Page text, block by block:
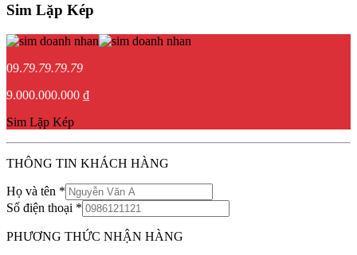
Sim Lặp Kép
09.79.79.79.79
9.000.000.000 ₫
Sim Lặp Kép
THÔNG TIN KHÁCH HÀNG
Họ và tên *
Số điện thoại *
PHƯƠNG THỨC NHẬN HÀNG